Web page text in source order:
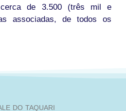
cerca de 3.500 (três mil e
associadas, de todos os
DO TAQUARI